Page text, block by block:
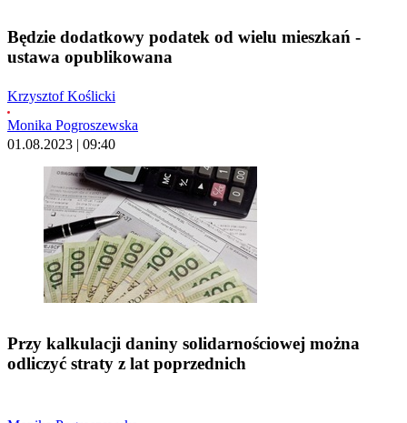
Będzie dodatkowy podatek od wielu mieszkań -
ustawa opublikowana
Krzysztof Koślicki
Monika Pogroszewska
01.08.2023 | 09:40
Przy kalkulacji daniny solidarnościowej można
odliczyć straty z lat poprzednich